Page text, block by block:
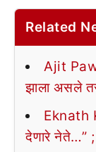
Related
Ajit
झाला असले
Eknath
देणारे नेते…”